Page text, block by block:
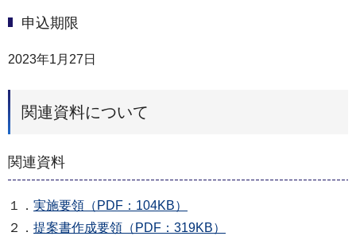
申込期限
2023年1月27日
関連資料について
関連資料
１． 実施要領（PDF：104KB）
２． 提案書作成要領（PDF：319KB）